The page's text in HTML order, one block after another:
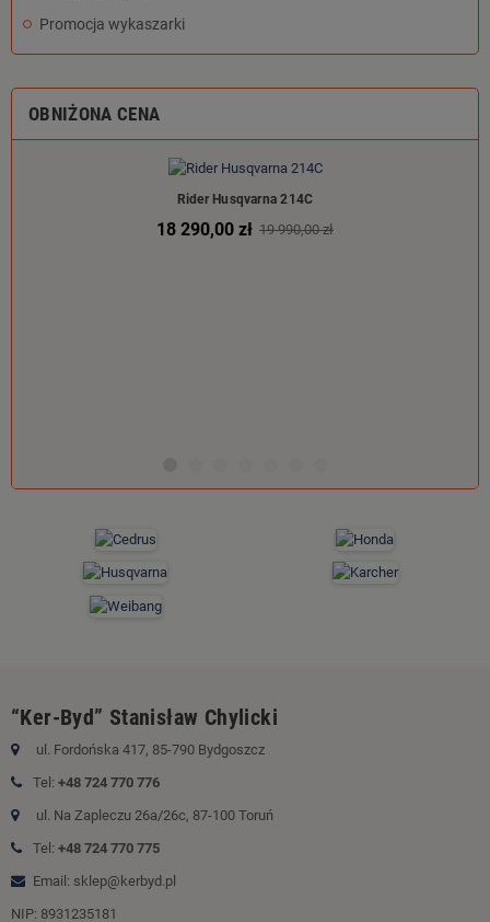
Promocja wykaszarki
OBNIŻONA CENA
Rider Husqvarna 214C
18 290,00 zł 19 990,00 zł
“Ker-Byd” Stanisław Chylicki
ul. Fordońska 417, 85-790 Bydgoszcz
Tel: +48 724 770 776
ul. Na Zapleczu 26a/26c, 87-100 Toruń
Tel: +48 724 770 775
Email: sklep@kerbyd.pl
NIP: 8931235181